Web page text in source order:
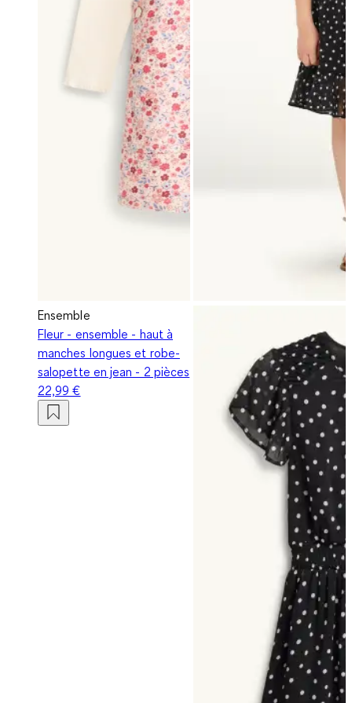
Ensemble
Fleur - ensemble - haut à
manches longues et robe-
salopette en jean - 2 pièces
22,99 €